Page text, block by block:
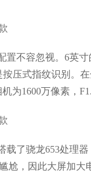
不容忽视。6英
压式指纹识别。
为1600万像素，
了骁龙653处理
，因此大屏加大